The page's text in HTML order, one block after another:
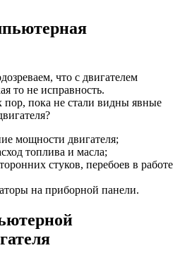
что с двигателем
то не исправность.
пор, пока не стали видны явные
мощности двигателя;
топлива и масла;
стуков, перебоев в работе
на приборной панели.